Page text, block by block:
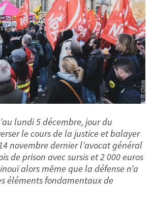
lundi 5 décembre, jour du
le cours de la justice et balayer
novembre dernier l’avocat général
de prison avec sursis et 2 000 euros
alors même que la défense n’a
éléments fondamentaux de